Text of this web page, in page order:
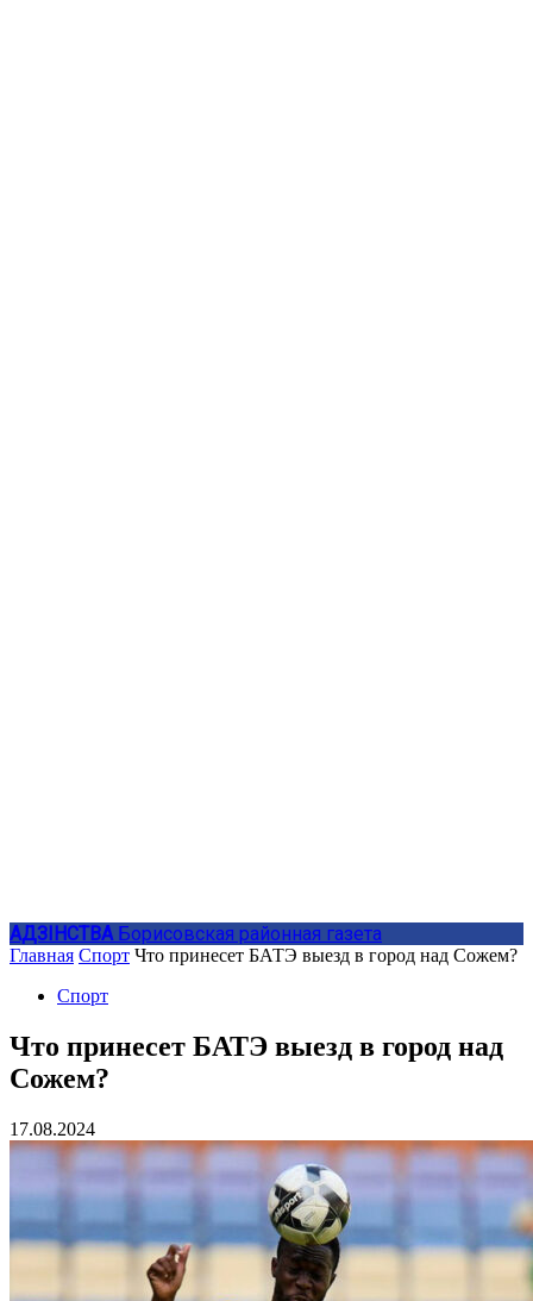
АДЗIНСТВА Борисовская районная газета
Главная Спорт Что принесет БАТЭ выезд в город над Сожем?
Спорт
Что принесет БАТЭ выезд в город над
Сожем?
17.08.2024